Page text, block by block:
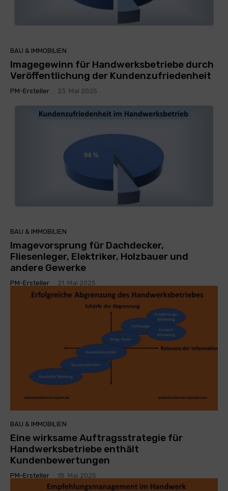
BAU & IMMOBILIEN
Imagegewinn für Handwerksbetriebe durch
Veröffentlichung der Kundenzufriedenheit
PM-Ersteller 23. Mai 2025
BAU & IMMOBILIEN
Imagevorsprung für Dachdecker,
Fliesenleger, Elektriker, Holzbauer und
andere Gewerke
PM-Ersteller 21. Mai 2025
BAU & IMMOBILIEN
Eine wirksame Auftragsstrategie für
Handwerksbetriebe enthält
Kundenbewertungen
PM-Ersteller 18. Mai 2025